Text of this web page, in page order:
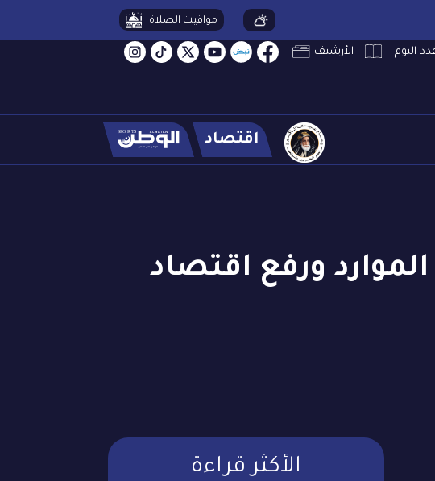
مواقيت الصلاة
الأرشيف
اقتصاد
ورفع اقتصاد
الأكثر قراءة